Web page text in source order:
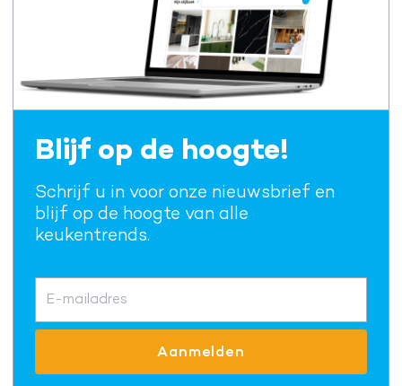
Blijf op de hoogte!
Schrijf u in voor onze nieuwsbrief en
blijf op de hoogte van alle
keukentrends.
E-mailadres
Aanmelden